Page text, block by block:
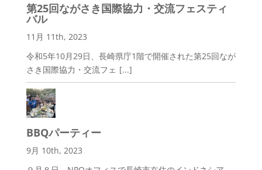
第25回ながさき国際協力・交流フェスティ
バル
11月 11th, 2023
令和5年10月29日、長崎県庁1階で開催された第25回なが
さき国際協力・交流フェ [...]
BBQパーティー
9月 10th, 2023